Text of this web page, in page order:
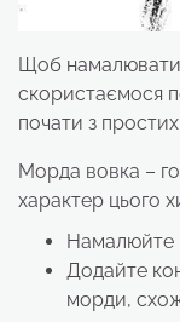
Щоб намалювати
скористаємося
почати з
Морда вовка –
характер цього
Намалюйте
Додайте
морди,